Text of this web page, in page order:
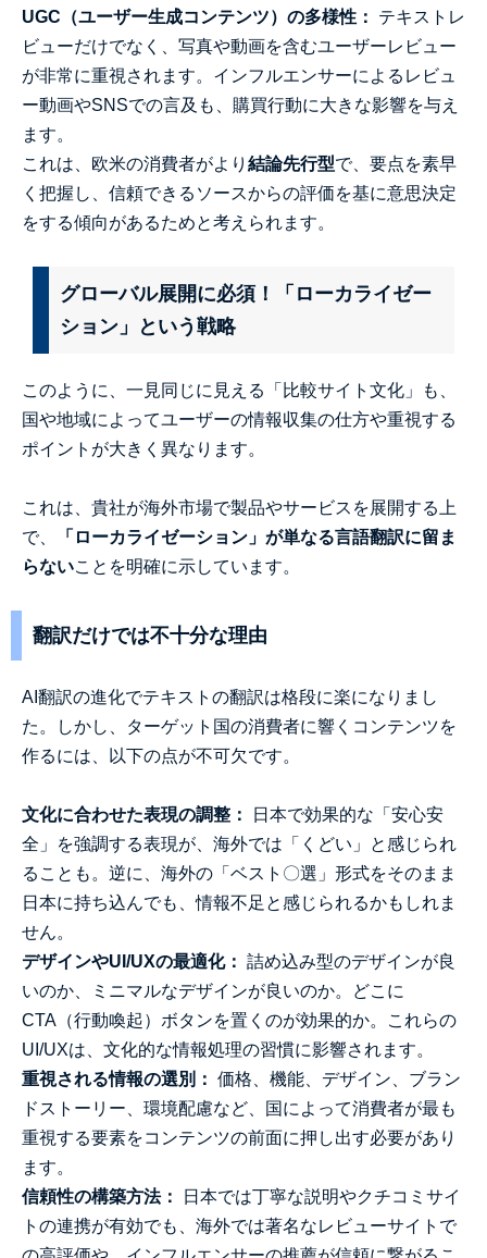
UGC（ユーザー生成コンテンツ）の多様性：
テキストレ
ビューだけでなく、写真や動画を含むユーザーレビュー
が非常に重視されます。インフルエンサーによるレビュ
ー動画やSNSでの言及も、購買行動に大きな影響を与え
ます。
これは、欧米の消費者がより 結論先行型で、要点を素早
く把握し、信頼できるソースからの評価を基に意思決定
をする傾向があるためと考えられます。
グローバル展開に必須！「ローカライゼー
ション」という戦略
このように、一見同じに見える「比較サイト文化」も、
国や地域によってユーザーの情報収集の仕方や重視する
ポイントが大きく異なります。
これは、貴社が海外市場で製品やサービスを展開する上
で、
「ローカライゼーション」が単なる言語翻訳に留ま
らないことを明確に示しています。
翻訳だけでは不十分な理由
AI翻訳の進化でテキストの翻訳は格段に楽になりまし
た。しかし、ターゲット国の消費者に響くコンテンツを
作るには、以下の点が不可欠です。
文化に合わせた表現の調整：
日本で効果的な「安心安
全」を強調する表現が、海外では「くどい」と感じられ
ることも。逆に、海外の「ベスト〇選」形式をそのまま
日本に持ち込んでも、情報不足と感じられるかもしれま
せん。
デザインやUI/UXの最適化： 詰め込み型のデザインが良
いのか、ミニマルなデザインが良いのか。どこに
CTA（行動喚起）ボタンを置くのが効果的か。これらの
UI/UXは、文化的な情報処理の習慣に影響されます。
重視される情報の選別： 価格、機能、デザイン、ブラン
ドストーリー、環境配慮など、国によって消費者が最も
重視する要素をコンテンツの前面に押し出す必要があり
ます。
信頼性の構築方法：
日本では丁寧な説明やクチコミサイ
トの連携が有効でも、海外では著名なレビューサイトで